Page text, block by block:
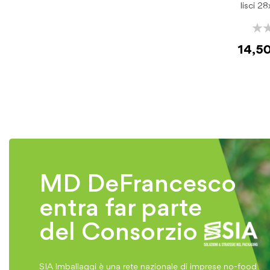
lisci
MD DeFrancesco
entra far parte
del Consorzio
SIA Imballaggi è una rete nazionale di imprese no-food